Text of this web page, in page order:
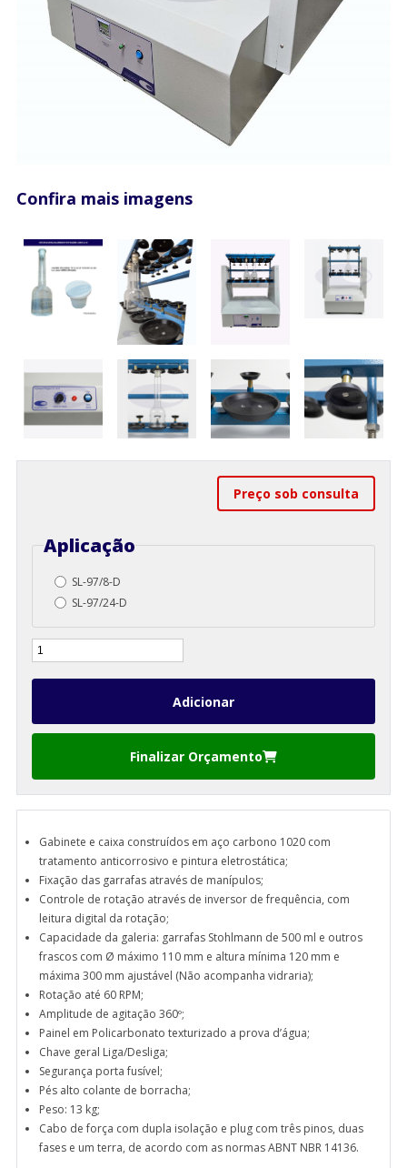
Confira mais imagens
Preço sob consulta
Aplicação
SL-97/8-D
SL-97/24-D
Finalizar Orçamento
Gabinete e caixa construídos em aço carbono 1020 com
tratamento anticorrosivo e pintura eletrostática;
Fixação das garrafas através de manípulos;
Controle de rotação através de inversor de frequência, com
leitura digital da rotação;
Capacidade da galeria: garrafas Stohlmann de 500 ml e outros
frascos com Ø máximo 110 mm e altura mínima 120 mm e
máxima 300 mm ajustável (Não acompanha vidraria);
Rotação até 60 RPM;
Amplitude de agitação 360º;
Painel em Policarbonato texturizado a prova d’água;
Chave geral Liga/Desliga;
Segurança porta fusível;
Pés alto colante de borracha;
Peso: 13 kg;
Cabo de força com dupla isolação e plug com três pinos, duas
fases e um terra, de acordo com as normas ABNT NBR 14136.